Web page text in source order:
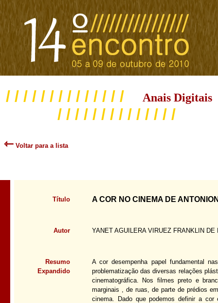
/ / / / / / / / / / / / / / Anais Digitais
/ / / / / / / / / / / / / /
⇽ Voltar para a lista
Título A COR NO CINEMA DE
Autor YANET AGUILERA VIRUEZ FRANKLIN DE
Resumo
Expandido
A cor desempenha papel fundamental
problematização das diversas relações
cinematográfica. Nos filmes preto e
marginais , de ruas, de parte de prédios
cinema. Dado que podemos definir a